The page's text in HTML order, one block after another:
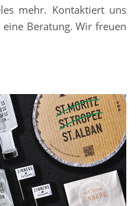
mehr. Kontaktiert uns
Beratung. Wir freuen